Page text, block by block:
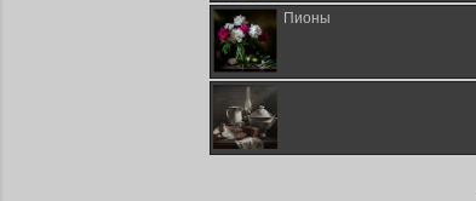
Пионы